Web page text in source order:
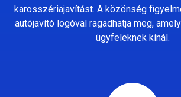
karosszériajavítást. A közönség
autójavító logóval ragadhatja meg,
ügyfeleknek kínál.